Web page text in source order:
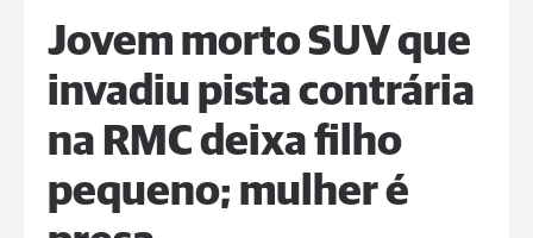
Jovem morto SUV que
invadiu pista contrária
na RMC deixa filho
pequeno; mulher é